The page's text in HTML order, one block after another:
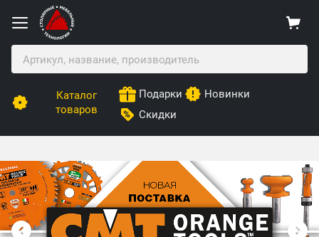
Каталог
товаров
Подарки
Новинки
Скидки
Столярные Мебельные Технологии